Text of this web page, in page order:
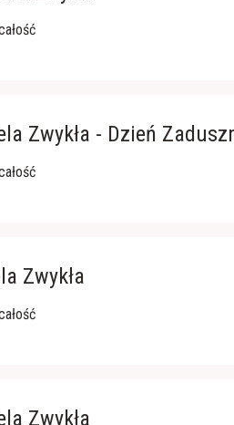
Zwykła - Dzień
Zwykła
Zwykła